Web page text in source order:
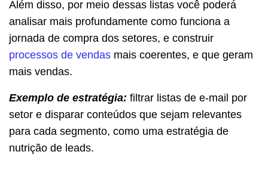
Além disso, por meio dessas listas você poderá
analisar mais profundamente como funciona a
jornada de compra dos setores, e construir
processos de vendas mais coerentes, e que geram
mais vendas.
Exemplo de estratégia: filtrar listas de e-mail por
setor e disparar conteúdos que sejam relevantes
para cada segmento, como uma estratégia de
nutrição de leads.